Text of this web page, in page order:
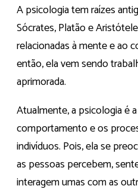
A psicologia tem raízes
Sócrates, Platão e
relacionadas à mente e ao
então, ela vem sendo
aprimorada.
Atualmente, a psicologia é
comportamento e os
indivíduos. Pois, ela se
as pessoas percebem,
interagem umas com as